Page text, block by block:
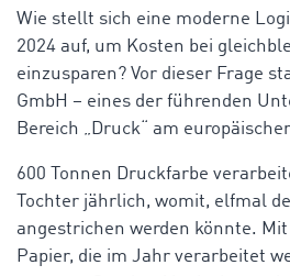
Wie stellt sich eine moderne
2024 auf, um Kosten bei
einzusparen? Vor dieser Frage
GmbH – eines der führenden
Bereich „Druck“ am
600 Tonnen Druckfarbe
Tochter jährlich, womit, elfmal
angestrichen werden könnte. Mit
Papier, die im Jahr verarbeitet